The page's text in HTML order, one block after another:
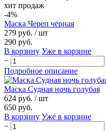
хит продаж
-4%
Маска Череп чёрная
279 руб. / шт
290 руб.
В корзину Уже в корзине
−
Подробное описание
Маска Судная ночь голубая
624 руб. / шт
650 руб.
В корзину Уже в корзине
−